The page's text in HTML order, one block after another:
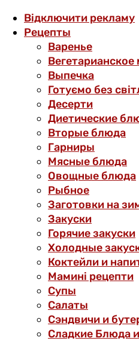
Відключити рекламу
Рецепты
Варенье
Выпечка
Готуємо без
Десерти
Диетические
Вторые блюда
Гарниры
Мясные блюда
Овощные блюда
Рыбное
Заготовки на
Закуски
Горячие закуски
Холодные
Коктейли и
Мамині рецепти
Супы
Салаты
Сэндвичи и
Сладкие Блюда